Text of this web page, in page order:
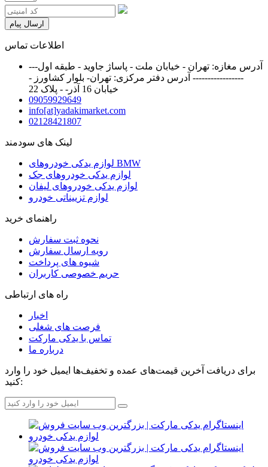
ارسال پیام
اطلاعات تماس
آدرس مغازه: تهران - خیابان ملت - پاساژ جاوید - طبقه اول---
----------------- آدرس دفتر مرکزی: تهران- بلوار کشاورز -
خیابان 16 آذر- - پلاک 22
09059929649
info[at]yadakimarket.com
02128421807
لینک های سودمند
لوازم یدکی خودروهای BMW
لوازم یدکی خودروهای جک
لوازم یدکی خودروهای لیفان
لوازم تزییناتی خودرو
راهنمای خرید
نحوه ثبت سفارش
رویه ارسال سفارش
شیوه های پرداخت
حریم خصوصی کاربران
راه های ارتباطی
اخبار
فرصت های شغلی
تماس با یدکی مارکت
درباره ما
برای دریافت آخرین قیمت‌های عمده و تخفیف‌ها ایمیل خود را وارد
کنید: